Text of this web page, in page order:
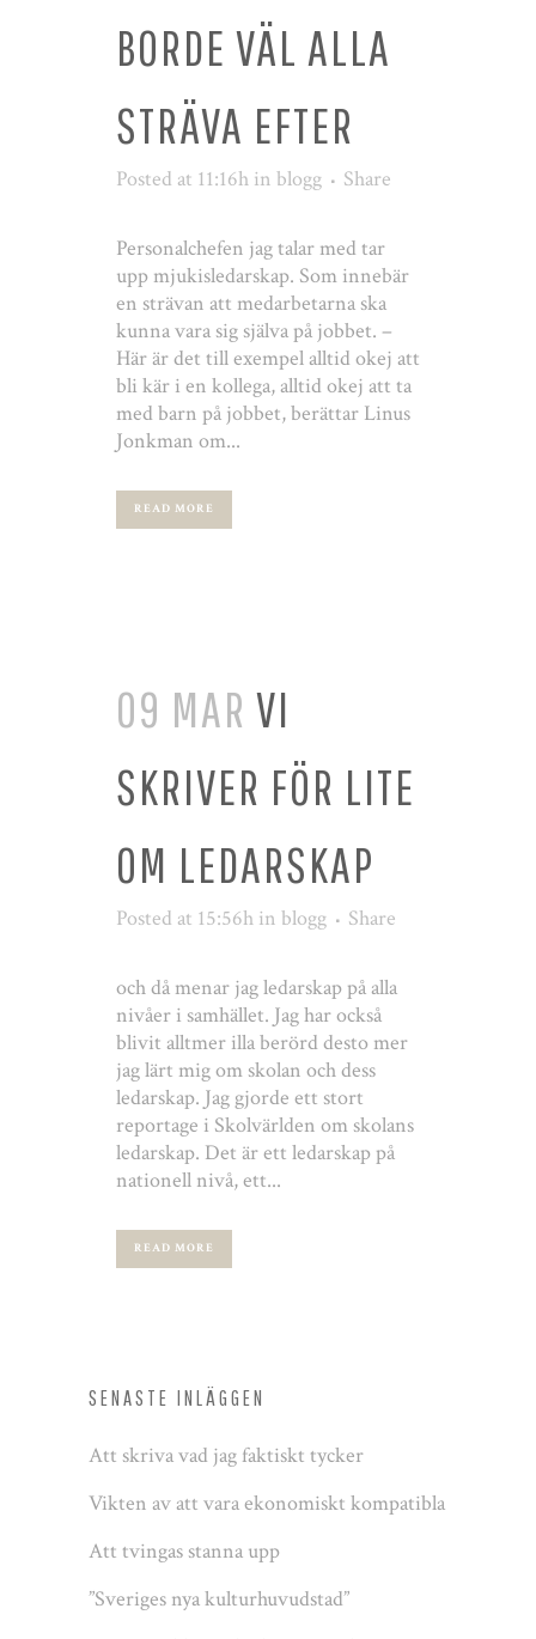
BORDE VÄL ALLA
STRÄVA EFTER
Posted at 11:16h in blogg Share
Personalchefen jag talar med tar
upp mjukisledarskap. Som innebär
en strävan att medarbetarna ska
kunna vara sig själva på jobbet. –
Här är det till exempel alltid okej att
bli kär i en kollega, alltid okej att ta
med barn på jobbet, berättar Linus
Jonkman om...
READ MORE
09 MAR VI
SKRIVER FÖR LITE
OM LEDARSKAP
Posted at 15:56h in blogg Share
och då menar jag ledarskap på alla
nivåer i samhället. Jag har också
blivit alltmer illa berörd desto mer
jag lärt mig om skolan och dess
ledarskap. Jag gjorde ett stort
reportage i Skolvärlden om skolans
ledarskap. Det är ett ledarskap på
nationell nivå, ett...
READ MORE
SENASTE INLÄGGEN
Att skriva vad jag faktiskt tycker
Vikten av att vara ekonomiskt kompatibla
Att tvingas stanna upp
”Sveriges nya kulturhuvudstad”